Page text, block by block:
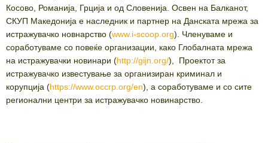
Косово, Романија, Грција и од Словенија. Освен на Балканот,
СКУП Македонија е наследник и партнер на Данската мрежа за
истражувачко новнарство (www.i-scoop.org). Членуваме и
соработуваме со повеќе организации, како Глобалната мрежа
на истражувачки новинари (http://gijn.org/), Проектот за
истражувачко известување за организиран криминал и
корупција (https://www.occrp.org/en), а соработуваме и со сите
регионални центри за истражувачко новинарство.